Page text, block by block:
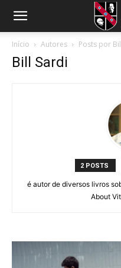
Início Autores Posts por
Bill Sardi
2 POSTS
é autor de diversos livros
About